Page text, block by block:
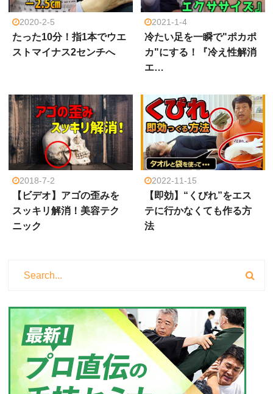
2020-2-5
たった10分！指1本でウエ
ストマイナス2センチへ
2021-1-4
冷たい足を一瞬で"ポカポ
カ"にする！『冷え性解消
エ…
2018-7-2
【ビデオ】アゴの歪みを
スッキリ解消！美容テク
ニック
2022-11-15
【即効】“くびれ”をエス
テに行かなくても作る方
法